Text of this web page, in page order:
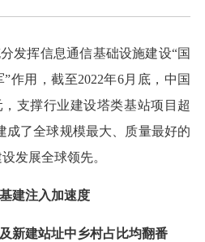
发挥信息通信基础设施建设“国
作用，截至2022年6月底，中国
支撑行业建设塔类基站项目超
成了全球规模最大、质量最好的
发展全球领先。
建注入加速度
新建站址中乡村占比均翻番